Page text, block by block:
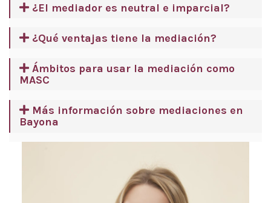
¿El mediador es neutral e imparcial?
¿Qué ventajas tiene la mediación?
Ámbitos para usar la mediación como
MASC
Más información sobre mediaciones en
Bayona